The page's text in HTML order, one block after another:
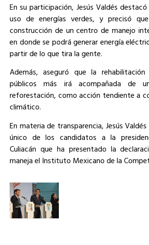
En su participación, Jesús Valdés
uso de energías verde​​s, y precisó
construcción de un centro de manejo
en donde se podrá generar energía
partir de lo que tira la gente.
Además, aseguró que la
públicos más irá acompañada de
reforestación, como acción tendiente a
climático.
En materia de transparencia, Jesús
único de los candidatos a la
Culiacán que ha presentado la
maneja el Instituto Mexicano de la